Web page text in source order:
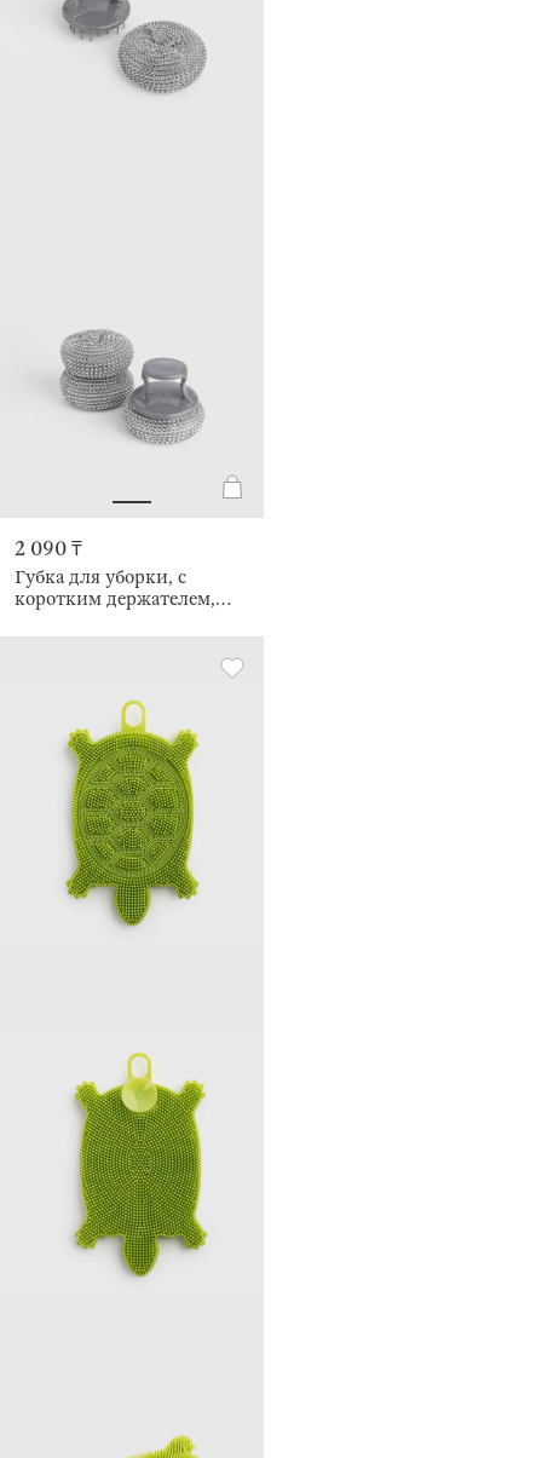
2 090 ₸
Губка для уборки, с
коротким держателем,